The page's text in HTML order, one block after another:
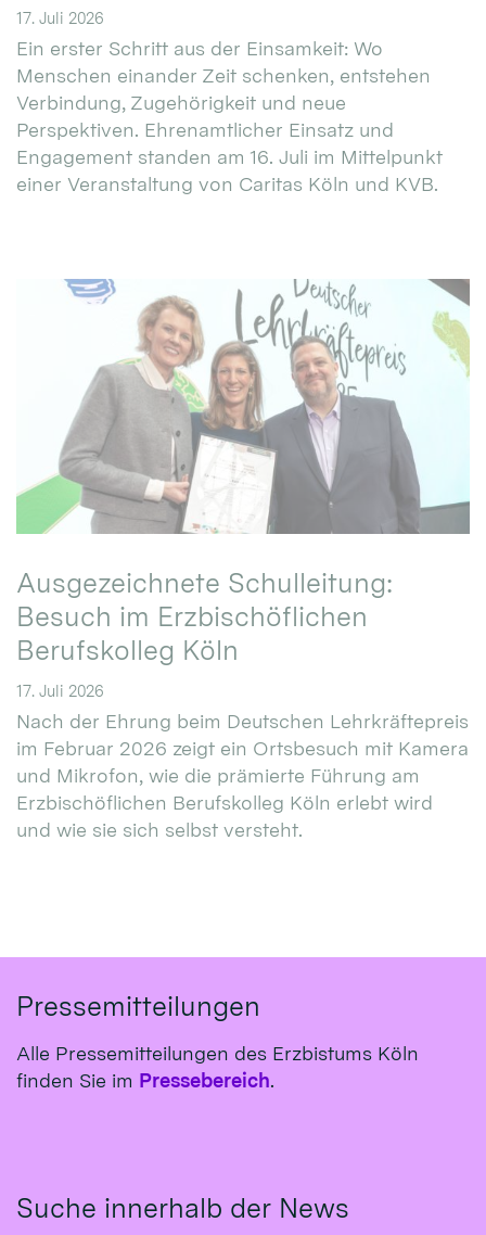
17. Juli 2026
Ein erster Schritt aus der Einsamkeit: Wo
Menschen einander Zeit schenken, entstehen
Verbindung, Zugehörigkeit und neue
Perspektiven. Ehrenamtlicher Einsatz und
Engagement standen am 16. Juli im Mittelpunkt
einer Veranstaltung von Caritas Köln und KVB.
Ausgezeichnete Schulleitung:
Besuch im Erzbischöflichen
Berufskolleg Köln
17. Juli 2026
Nach der Ehrung beim Deutschen Lehrkräftepreis
im Februar 2026 zeigt ein Ortsbesuch mit Kamera
und Mikrofon, wie die prämierte Führung am
Erzbischöflichen Berufskolleg Köln erlebt wird
und wie sie sich selbst versteht.
Pressemitteilungen
Alle Pressemitteilungen des Erzbistums Köln
finden Sie im Pressebereich.
Suche innerhalb der News